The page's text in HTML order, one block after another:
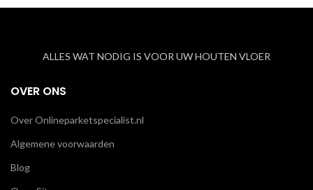
ALLES WAT NODIG IS VOOR UW HOUTEN VLOER
OVER ONS
Over Onlineparketspecialist.nl
Algemene voorwaarden
Blog